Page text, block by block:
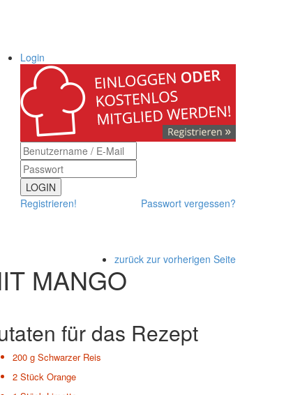
Login
LOGIN
Registrieren!
Passwort vergessen?
zurück zur vorherigen Seite
MANGO
für das Rezept
200 g Schwarzer Reis
2 Stück Orange